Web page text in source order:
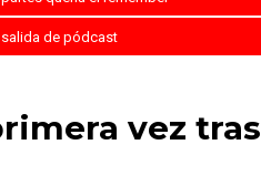
salida de pódcast
vez tras